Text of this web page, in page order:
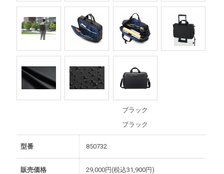
ブラック
ブラック
型番 850732
販売価格 29,000円(税込31,900円)